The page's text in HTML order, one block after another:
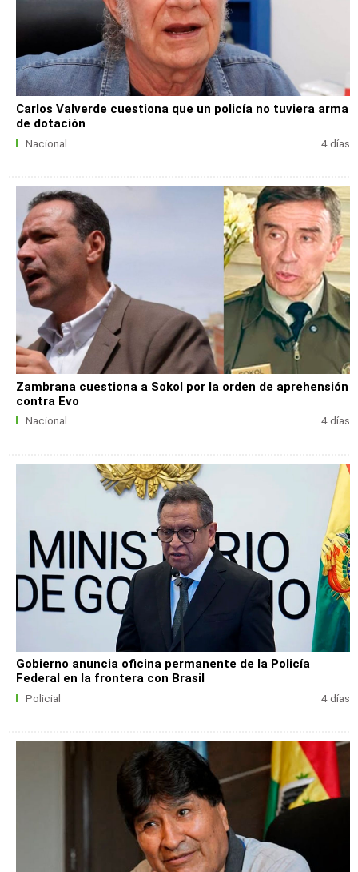
Carlos Valverde cuestiona que un policía no tuviera arma
de dotación
Nacional 4 días
Zambrana cuestiona a Sokol por la orden de aprehensión
contra Evo
Nacional 4 días
Gobierno anuncia oficina permanente de la Policía
Federal en la frontera con Brasil
Policial 4 días